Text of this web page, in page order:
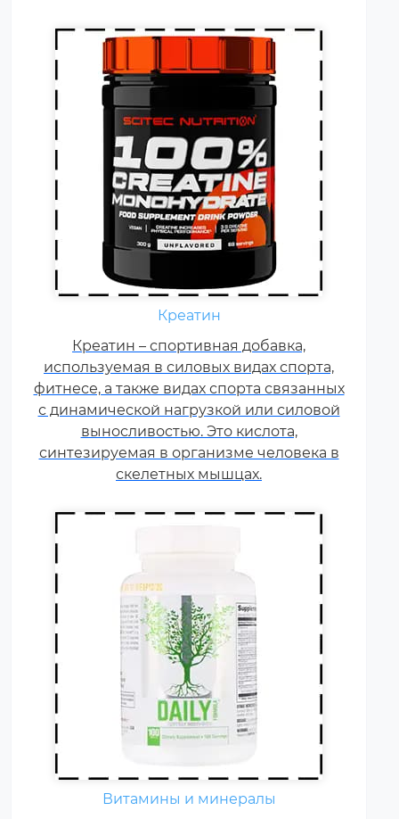
Креатин
Креатин – спортивная добавка,
используемая в силовых видах спорта,
фитнесе, а также видах спорта связанных
с динамической нагрузкой или силовой
выносливостью. Это кислота,
синтезируемая в организме человека в
скелетных мышцах.
Ежедневно каждому
витамины группы В, карнитин –
витамин Т, витамины С, D, E, F.
Постоянные тренировки,
физические и психологические
нагрузки, соревнования
увеличивают суточную норму
витаминов и минералов в 1,5-2
Витамины и минералы